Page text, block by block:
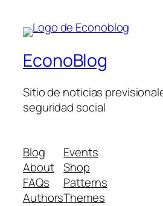
EconoBlog
Sitio de noticias
seguridad social
Blog
About
FAQs
Authors
Events
Shop
Patterns
Themes